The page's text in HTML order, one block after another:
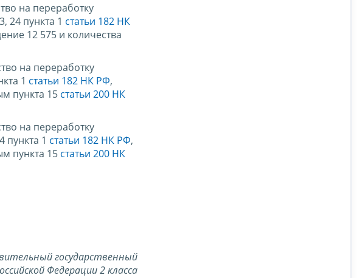
на переработку
24 пункта 1 статьи 182 НК
12 575 и количества
на переработку
1 статьи 182 НК РФ,
пункта 15 статьи 200 НК
на переработку
1 статьи 182 НК РФ,
пункта 15 статьи 200 НК
государственный
Федерации 2 класса